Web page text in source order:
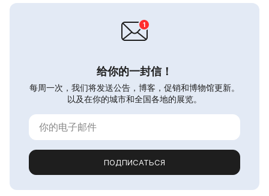
给你的一封信！
每周一次，我们将发送公告，博客，促销和博物馆更新。
以及在你的城市和全国各地的展览。
ПОДПИСАТЬСЯ